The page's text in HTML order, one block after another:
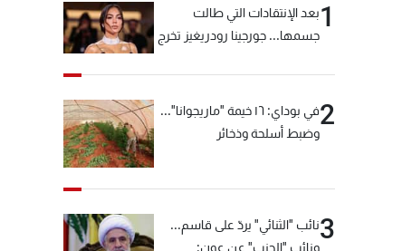
1بعد الإنتقادات التي طالت
جسمها... جورجينا رودريغيز تخرج
2
في بوداي: ١٦ خيمة "ماريجوانا"...
وضبط أسلحة وذخائر
3نائب "الثنائي" يردّ على قاسم...
ونائب "الحزب" عن عون: